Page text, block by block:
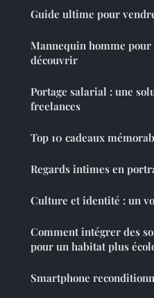
Guide ultime pour
Mannequin homme
découvrir
Portage salarial : une
freelances
Top 10 cadeaux
Regards intimes en
Culture et identité : un
Comment intégrer des
pour un habitat plus
Smartphone